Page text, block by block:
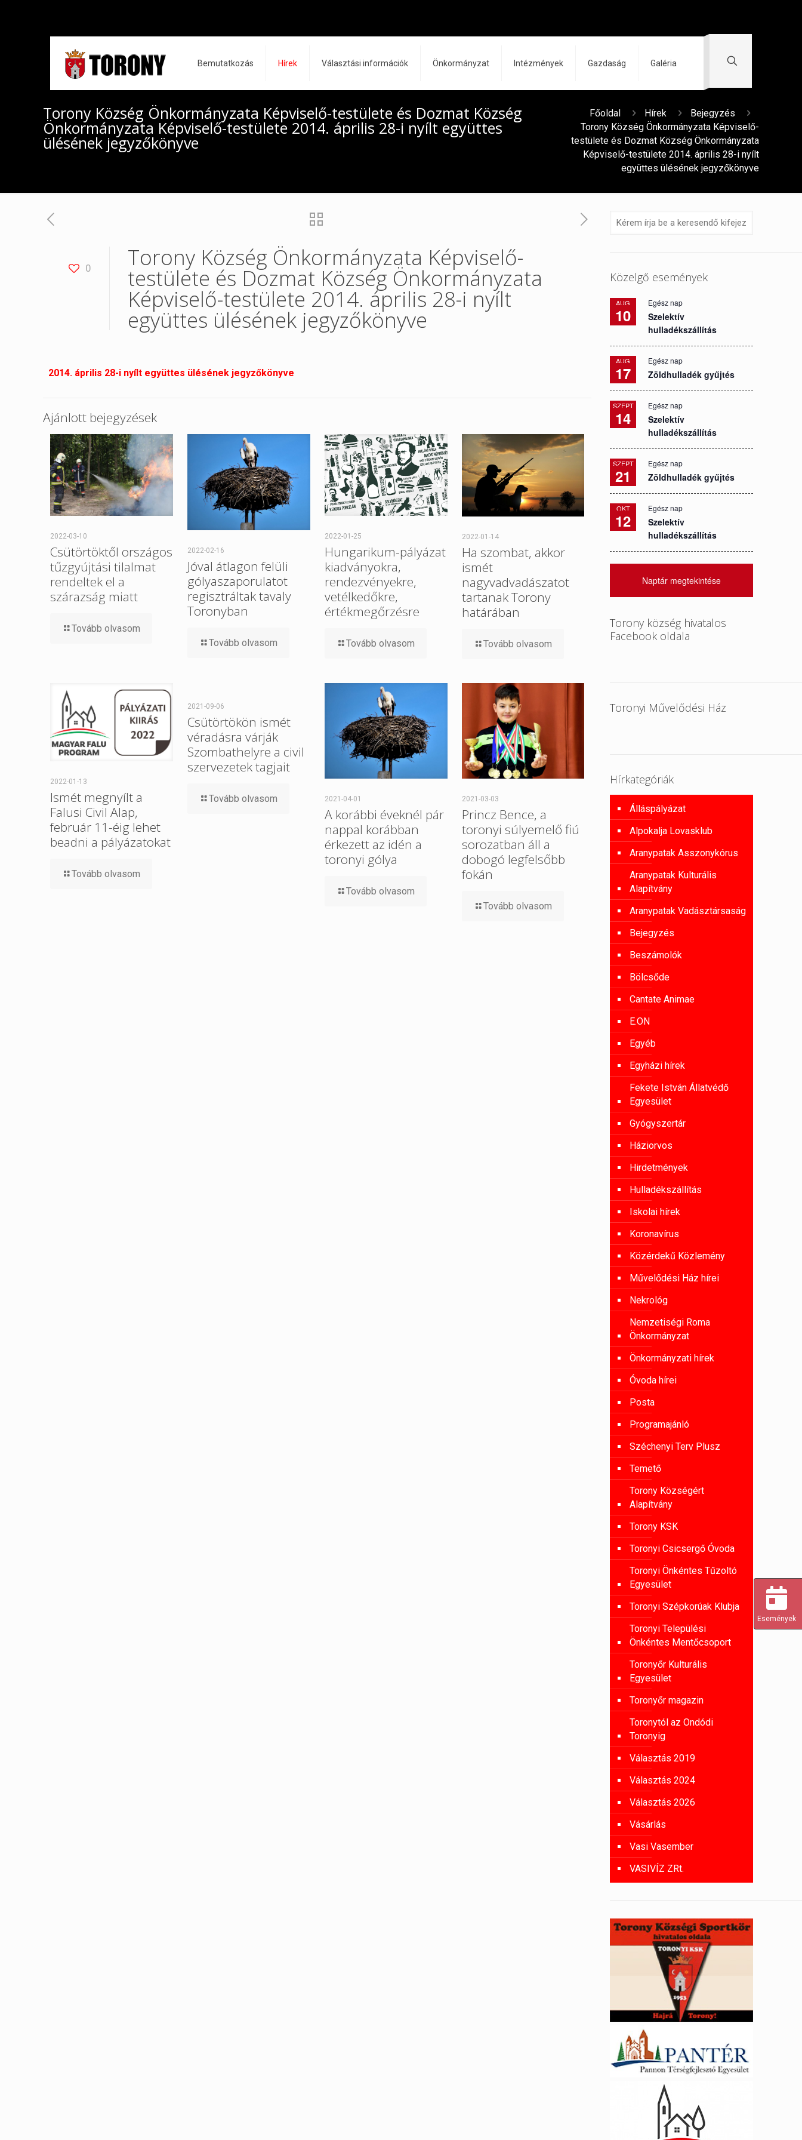
Bemutatkozás Hírek Választási információk Önkormányzat Intézmények Gazdaság Galéria
Torony Község Önkormányzata Képviselő-testülete és Dozmat Község
Önkormányzata Képviselő-testülete 2014. április 28-i nyílt együttes
ülésének jegyzőkönyve
Főoldal Hírek
Bejegyzés
Torony Község Önkormányzata Képviselő-
testülete és Dozmat Község Önkormányzata
Képviselő-testülete 2014. április 28-i nyílt
együttes ülésének jegyzőkönyve
0 Torony Község Önkormányzata Képviselő-
testülete és Dozmat Község Önkormányzata
Képviselő-testülete 2014. április 28-i nyílt
együttes ülésének jegyzőkönyve
2014. április 28-i nyílt együttes ülésének jegyzőkönyve
Ajánlott bejegyzések
2022-03-10
Csütörtöktől országos
tűzgyújtási tilalmat
rendeltek el a
szárazság miatt
Tovább olvasom
2022-02-16
Jóval átlagon felüli
gólyaszaporulatot
regisztráltak tavaly
Toronyban
Tovább olvasom
2022-01-25
Hungarikum-pályázat
kiadványokra,
rendezvényekre,
vetélkedőkre,
értékmegőrzésre
Tovább olvasom
2022-01-14
Ha szombat, akkor
ismét
nagyvadvadászatot
tartanak Torony
határában
Tovább olvasom
2022-01-13
Ismét megnyílt a
Falusi Civil Alap,
február 11-éig lehet
beadni a pályázatokat
Tovább olvasom
2021-09-06
Csütörtökön ismét
véradásra várják
Szombathelyre a civil
szervezetek tagjait
Tovább olvasom 2021-04-01
A korábbi éveknél pár
nappal korábban
érkezett az idén a
toronyi gólya
Tovább olvasom
2021-03-03
Princz Bence, a
toronyi súlyemelő fiú
sorozatban áll a
dobogó legfelsőbb
fokán
Tovább olvasom
Közelgő események
AUG
10
Egész nap
Szelektív
hulladékszállítás
AUG
17
Egész nap
Zöldhulladék gyűjtés
SZEPT
14
Egész nap
Szelektív
hulladékszállítás
SZEPT
21
Egész nap
Zöldhulladék gyűjtés
OKT
12
Egész nap
Szelektív
hulladékszállítás
Naptár megtekintése
Torony község hivatalos
Facebook oldala
Toronyi Művelődési Ház
Hírkategóriák
Álláspályázat
Alpokalja Lovasklub
Aranypatak Asszonykórus
Aranypatak Kulturális
Alapítvány
Aranypatak Vadásztársaság
Bejegyzés
Beszámolók
Bölcsőde
Cantate Animae
E.ON
Egyéb
Egyházi hírek
Fekete István Állatvédő
Egyesület
Gyógyszertár
Háziorvos
Hirdetmények
Hulladékszállítás
Iskolai hírek
Koronavírus
Közérdekű Közlemény
Művelődési Ház hírei
Nekrológ
Nemzetiségi Roma
Önkormányzat
Önkormányzati hírek
Óvoda hírei
Posta
Programajánló
Széchenyi Terv Plusz
Temető
Torony Községért
Alapítvány
Torony KSK
Toronyi Csicsergő Óvoda
Toronyi Önkéntes Tűzoltó
Egyesület
Toronyi Szépkorúak Klubja
Toronyi Települési
Önkéntes Mentőcsoport
Toronyőr Kulturális
Egyesület
Toronyőr magazin
Toronytól az Ondódi
Toronyig
Választás 2019
Választás 2024
Választás 2026
Vásárlás
Vasi Vasember
VASIVÍZ ZRt.
Események